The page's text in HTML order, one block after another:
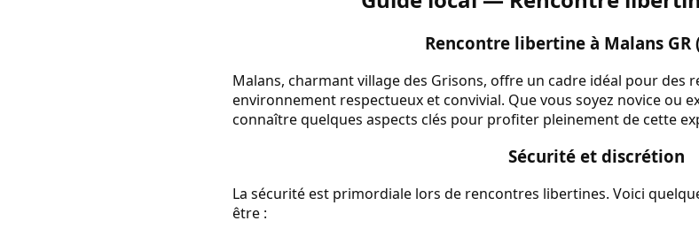
Rencontre libertine à Malans GR
Malans, charmant village des Grisons, offre un cadre idéal pour des
environnement respectueux et convivial. Que vous soyez novice ou
connaître quelques aspects clés pour profiter pleinement de cette
Sécurité et discrétion
La sécurité est primordiale lors de rencontres libertines. Voici
être :